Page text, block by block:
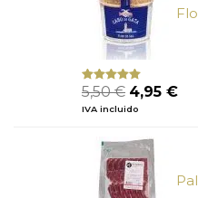
Valorado
con
de
5
5,50€ El
precio
era:
5,50 €.
4,95 €El
IVA incluido